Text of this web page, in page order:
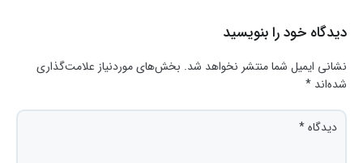
دیدگاه خود را بنویسید
نشانی ایمیل شما منتشر نخواهد شد. بخش‌های موردنیاز علامت‌گذاری
شده‌اند *